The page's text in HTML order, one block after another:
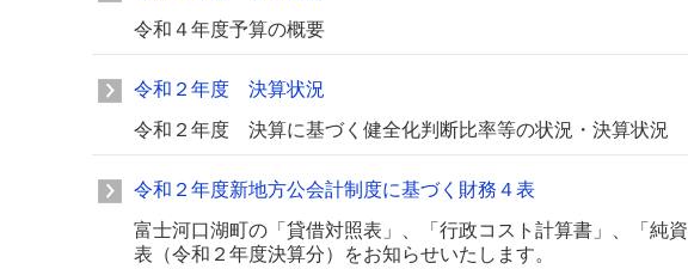
令和４年度予算の概要
令和２年度 決算状況
令和２年度 決算に基づく健全化判断比率等の状況・決算状況
令和２年度新地方公会計制度に基づく財務４表
富士河口湖町の「貸借対照表」、「行政コスト計算書」、「純
表（令和２年度決算分）をお知らせいたします。